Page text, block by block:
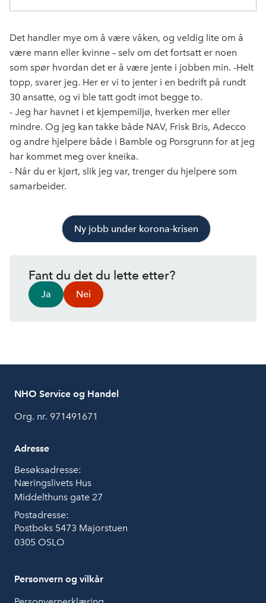
Det handler mye om å være våken, og veldig lite om å
være mann eller kvinne – selv om det fortsatt er noen
som spør hvordan det er å være jente i jobben min. -Helt
topp, svarer jeg. Her er vi to jenter i en bedrift på rundt
30 ansatte, og vi ble tatt godt imot begge to.
- Jeg har havnet i et kjempemiljø, hverken mer eller
mindre. Og jeg kan takke både NAV, Frisk Bris, Adecco
og andre hjelpere både i Bamble og Porsgrunn for at jeg
har kommet meg over kneika.
- Når du er kjørt, slik jeg var, trenger du hjelpere som
samarbeider.
Ny jobb under korona-krisen
Fant du det du lette etter?
Ja Nei
NHO Service og Handel
Org. nr. 971491671
Adresse
Besøksadresse:
Næringslivets Hus
Middelthuns gate 27
Postadresse:
Postboks 5473 Majorstuen
0305 OSLO
Personvern og vilkår